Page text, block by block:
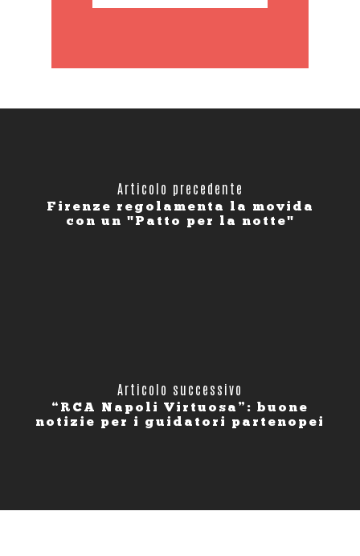
Articolo precedente
Firenze regolamenta la movida
con un "Patto per la notte"
Articolo successivo
“RCA Napoli Virtuosa”: buone
notizie per i guidatori partenopei